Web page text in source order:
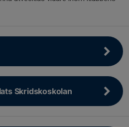
Skridskoskolan